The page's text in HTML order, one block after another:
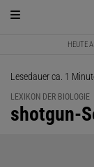
HEUTE
Lesedauer ca. 1
LEXIKON DER BIOLOGIE
:
shotgun-